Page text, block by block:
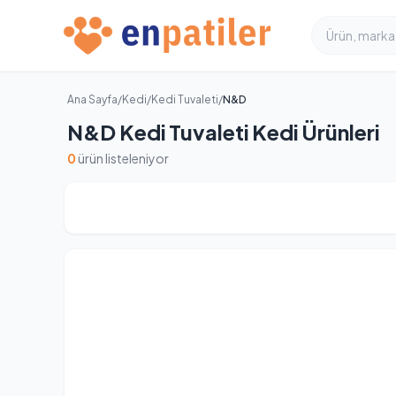
Ana Sayfa/Kedi/Kedi Tuvaleti/N&D
N&D Kedi Tuvaleti Kedi Ürünleri
0 ürün listeleniyor